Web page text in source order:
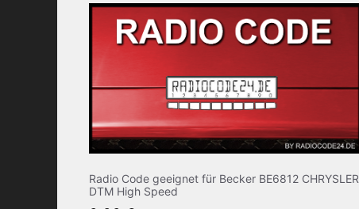
Radio Code geeignet für Becker BE6812 CHRYSLER
DTM High Speed